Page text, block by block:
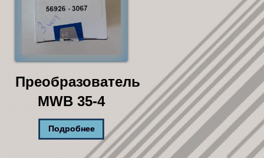
Преобразователь
MWB 35-4
Подробнее